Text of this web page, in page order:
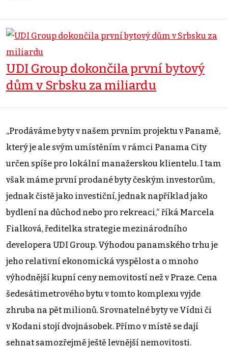
UDI Group dokončila první bytový
dům v Srbsku za miliardu
„Prodáváme byty v našem prvním projektu v Panamě,
který je ale svým umístěním v rámci Panama City
určen spíše pro lokální manažerskou klientelu. I tam
však máme první prodané byty českým investorům,
jednak čistě jako investiční, jednak například jako
bydlení na důchod nebo pro rekreaci,“ říká Marcela
Fialková, ředitelka strategie mezinárodního
developera UDI Group. Výhodou panamského trhu je
jeho relativní ekonomická vyspělost a o mnoho
výhodnější kupní ceny nemovitostí než v Praze. Cena
šedesátimetrového bytu v tomto komplexu vyjde
zhruba na pět milionů. Srovnatelné byty ve Vídni či
v Kodani stojí dvojnásobek. Přímo v místě se dají
sehnat samozřejmě ještě levnější nemovitosti.